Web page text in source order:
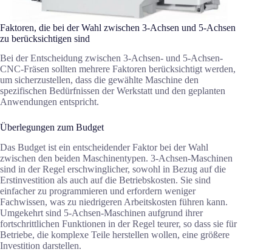
Faktoren, die bei der Wahl zwischen 3-Achsen und 5-Achsen
zu berücksichtigen sind
Bei der Entscheidung zwischen 3-Achsen- und 5-Achsen-
CNC-Fräsen sollten mehrere Faktoren berücksichtigt werden,
um sicherzustellen, dass die gewählte Maschine den
spezifischen Bedürfnissen der Werkstatt und den geplanten
Anwendungen entspricht.
Überlegungen zum Budget
Das Budget ist ein entscheidender Faktor bei der Wahl
zwischen den beiden Maschinentypen. 3-Achsen-Maschinen
sind in der Regel erschwinglicher, sowohl in Bezug auf die
Erstinvestition als auch auf die Betriebskosten. Sie sind
einfacher zu programmieren und erfordern weniger
Fachwissen, was zu niedrigeren Arbeitskosten führen kann.
Umgekehrt sind 5-Achsen-Maschinen aufgrund ihrer
fortschrittlichen Funktionen in der Regel teurer, so dass sie für
Betriebe, die komplexe Teile herstellen wollen, eine größere
Investition darstellen.